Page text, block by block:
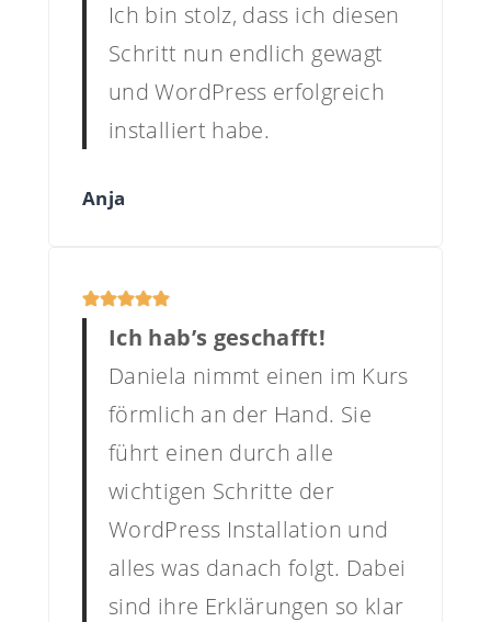
Ich bin stolz, dass ich diesen
Schritt nun endlich gewagt
und WordPress erfolgreich
installiert habe.
Anja
Ich hab’s geschafft!
Daniela nimmt einen im Kurs
förmlich an der Hand. Sie
führt einen durch alle
wichtigen Schritte der
WordPress Installation und
alles was danach folgt. Dabei
sind ihre Erklärungen so klar